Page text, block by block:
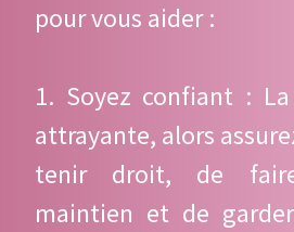
pour vous aider :
1. Soyez confiant :
attrayante, alors
tenir droit, de
maintien et de